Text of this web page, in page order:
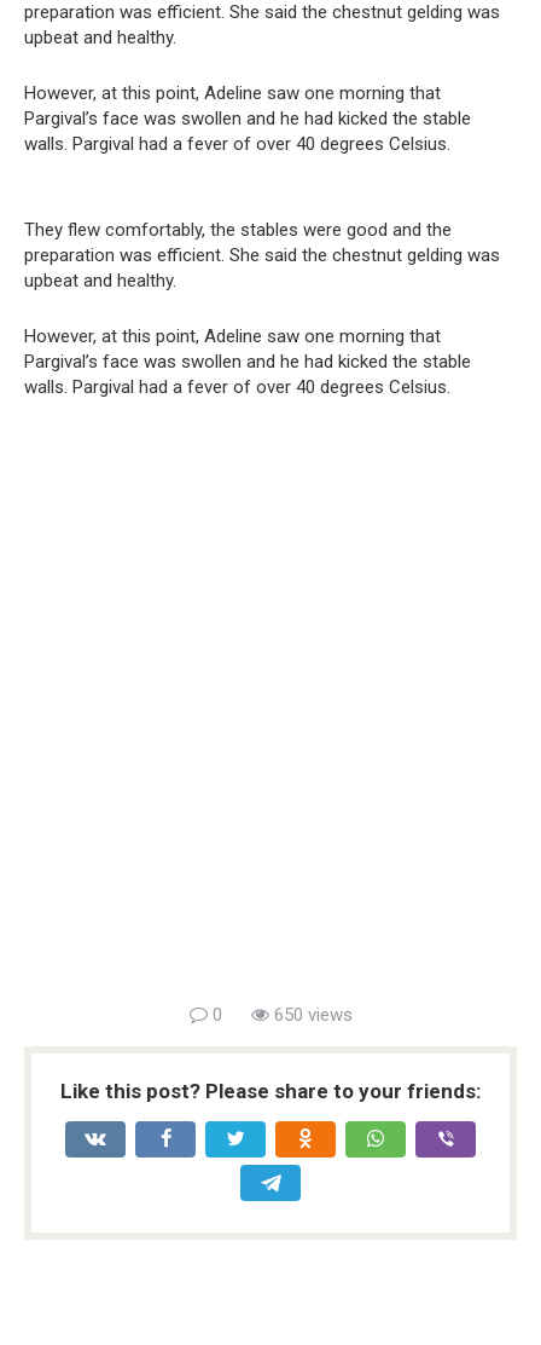
preparation was efficient. She said the chestnut gelding was
upbeat and healthy.
However, at this point, Adeline saw one morning that
Pargival’s face was swollen and he had kicked the stable
walls. Pargival had a fever of over 40 degrees Celsius.
They flew comfortably, the stables were good and the
preparation was efficient. She said the chestnut gelding was
upbeat and healthy.
However, at this point, Adeline saw one morning that
Pargival’s face was swollen and he had kicked the stable
walls. Pargival had a fever of over 40 degrees Celsius.
0 650 views
Like this post? Please share to your friends: